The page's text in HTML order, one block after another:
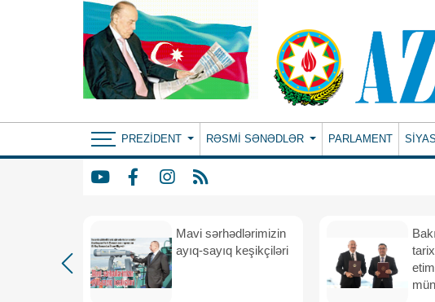
PREZIDENT RƏSMI SƏNƏDLƏR PARLAMENT
Mavi sərhədlərimizin
ayıq-sayıq keşikçiləri
tarix